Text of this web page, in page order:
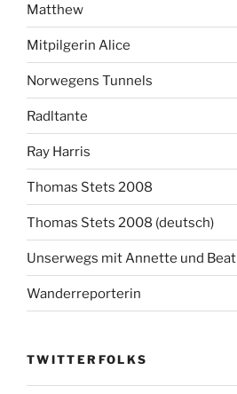
Matthew
Mitpilgerin Alice
Norwegens Tunnels
Radltante
Ray Harris
Thomas Stets 2008
Thomas Stets 2008 (deutsch)
Unserwegs mit Annette und Beat
Wanderreporterin
TWITTERFOLKS